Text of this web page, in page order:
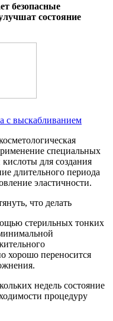
безопасные
состояние
с выскабливанием
специальных
для создания
длительного периода
эластичности.
стерильных тонких
хорошо переносится
недель состояние
процедуру